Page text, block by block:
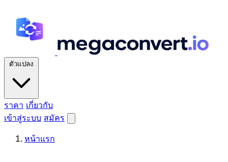
ตัวแปลง
ราคา เกี่ยวกับ
เข้าสู่ระบบ สมัคร
หน้าแรก